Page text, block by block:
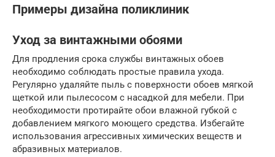
Примеры дизайна поликлиник
Уход за винтажными обоями
Для продления срока службы винтажных обоев
необходимо соблюдать простые правила ухода.
Регулярно удаляйте пыль с поверхности обоев мягкой
щеткой или пылесосом с насадкой для мебели. При
необходимости протирайте обои влажной губкой с
добавлением мягкого моющего средства. Избегайте
использования агрессивных химических веществ и
абразивных материалов.